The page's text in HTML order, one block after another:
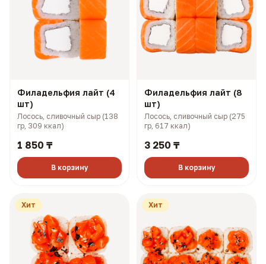
Филадельфия лайт (4
шт)
Лосось, сливочный сыр (138
гр, 309 ккал)
1 850 ₸
В корзину
Филадельфия лайт (8
шт)
Лосось, сливочный сыр (275
гр, 617 ккал)
3 250 ₸
В корзину
Хит Хит